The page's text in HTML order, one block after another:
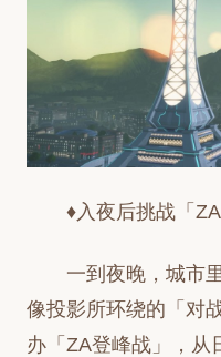
♦入夜后挑战「ZA
一到夜晚，城市
像投影所环绕的「对
办「ZA登峰战」，从